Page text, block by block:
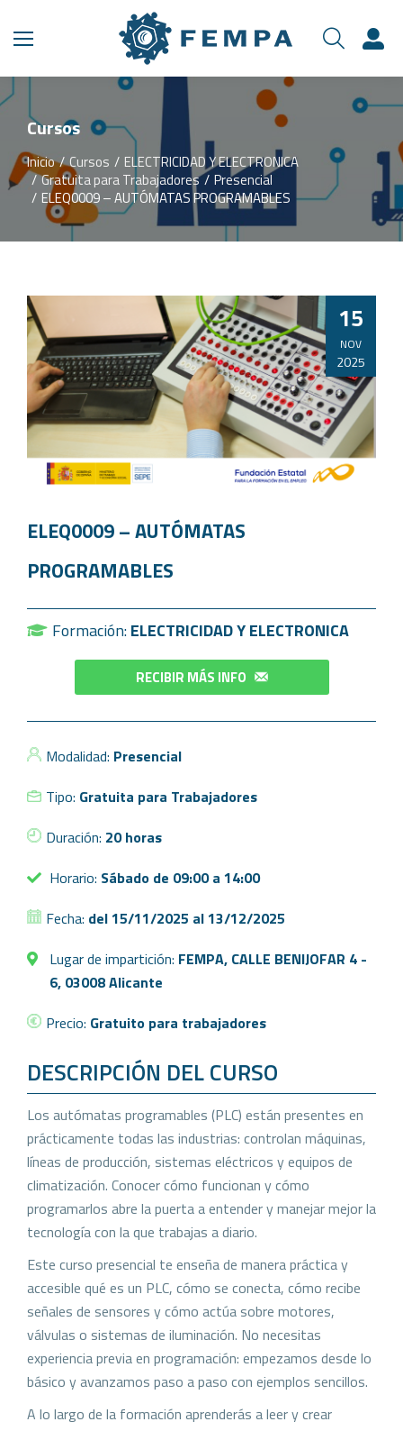
Cursos
Estás aquí:
Inicio Cursos
ELECTRICIDAD Y ELECTRONICA
Gratuita para Trabajadores
Presencial
ELEQ0009 – AUTÓMATAS PROGRAMABLES
NOV
15
2025
ELEQ0009 – AUTÓMATAS
PROGRAMABLES
Formación:ELECTRICIDAD Y ELECTRONICA
RECIBIR MÁS INFO
Modalidad: Presencial
Tipo: Gratuita para Trabajadores
Duración: 20 horas
Horario: Sábado de 09:00 a 14:00
Fecha: del 15/11/2025 al 13/12/2025
Lugar de impartición: FEMPA, CALLE BENIJOFAR 4 -
6, 03008 Alicante
Precio: Gratuito para trabajadores
DESCRIPCIÓN DEL CURSO
Los autómatas programables (PLC) están presentes en
prácticamente todas las industrias: controlan máquinas,
líneas de producción, sistemas eléctricos y equipos de
climatización. Conocer cómo funcionan y cómo
programarlos abre la puerta a entender y manejar mejor la
tecnología con la que trabajas a diario.
Este curso presencial te enseña de manera práctica y
accesible qué es un PLC, cómo se conecta, cómo recibe
señales de sensores y cómo actúa sobre motores,
válvulas o sistemas de iluminación. No necesitas
experiencia previa en programación: empezamos desde lo
básico y avanzamos paso a paso con ejemplos sencillos.
A lo largo de la formación aprenderás a leer y crear